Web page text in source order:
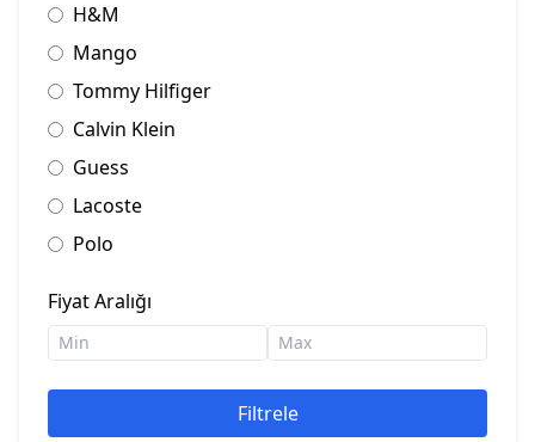
H&M
Mango
Tommy Hilfiger
Calvin Klein
Guess
Lacoste
Polo
Fiyat Aralığı
Filtrele